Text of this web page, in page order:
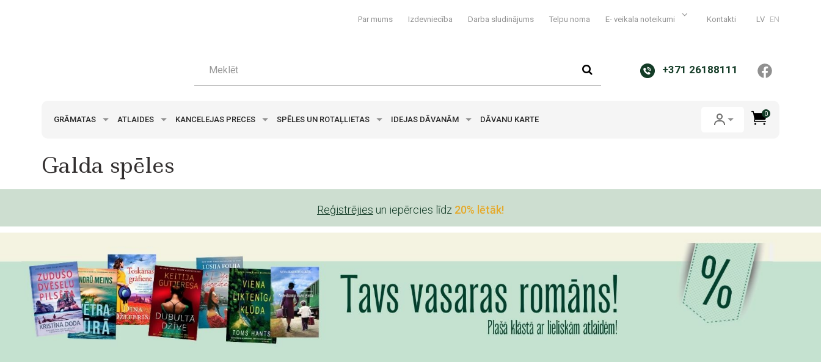
Par mums Izdevniecība Darba sludinājums Telpu noma E- veikala noteikumi Kontakti LV EN
+371 26188111
GRĀMATAS ATLAIDES KANCELEJAS PRECES SPĒLES UN ROTAĻLIETAS IDEJAS DĀVANĀM DĀVANU KARTE
0
Galda spēles
Reģistrējies un iepērcies līdz 20% lētāk!